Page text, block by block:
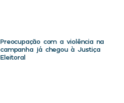
Preocupação com a violência na
campanha já chegou à Justiça
Eleitoral